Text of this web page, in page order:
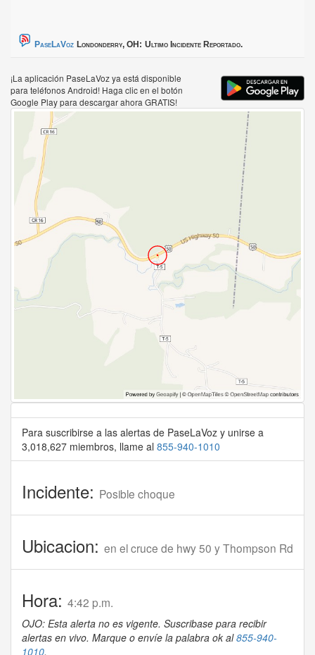
PaseLaVoz Londonderry, OH: Ultimo Incidente Reportado.
¡La aplicación PaseLaVoz ya está disponible
para teléfonos Android! Haga clic en el botón
Google Play para descargar ahora GRATIS!
Para suscribirse a las alertas de PaseLaVoz y unirse a
3,018,627 miembros, llame al 855-940-1010
Incidente: Posible choque
Ubicacion: en el cruce de hwy 50 y Thompson Rd
Hora: 4:42 p.m.
OJO: Esta alerta no es vigente. Suscribase para recibir
alertas en vivo. Marque o envíe la palabra ok al855-940-
1010.